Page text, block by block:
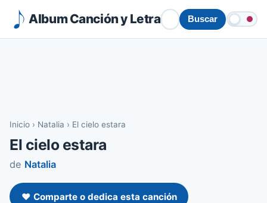
Album Canción y Letra Buscar
Inicio › Natalia › El cielo estara
El cielo estara
de Natalia
❤️ Comparte o dedica esta canción